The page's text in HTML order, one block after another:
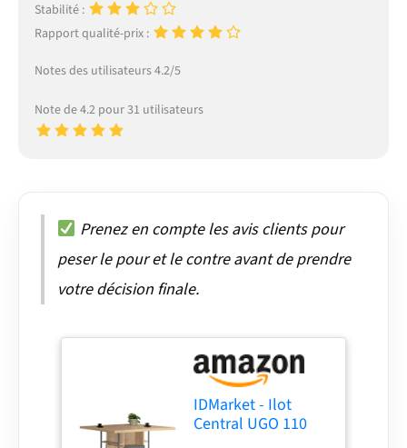
Stabilité :
Rapport qualité-prix :
Notes des utilisateurs 4.2/5
Note de 4.2 pour 31 utilisateurs
Prenez en compte les avis clients pour
peser le pour et le contre avant de prendre
votre décision finale.
IDMarket - Ilot
Central UGO 110